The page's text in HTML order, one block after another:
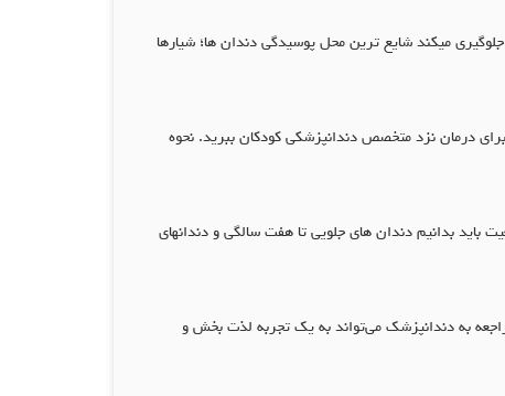
از پوسیدگی دندان می باشد که 60 تا 80 درصد از پوسیدگی دندان جلوگیري میکند شایع ترین محل پوسیدگی دندان ها؛ شیارها
درمان نزد متخصص دندانپزشکی کودکان ببرید. نحوه
بدانیم دندان های جلویی تا هفت سالگی و دندانهای
به دندانپزشک می‌تواند به یک تجربه لذت بخش و